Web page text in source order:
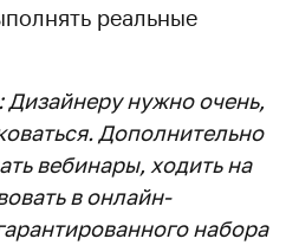
реальные
Дизайнеру нужно очень,
Дополнительно
вебинары, ходить на
в онлайн-
набора